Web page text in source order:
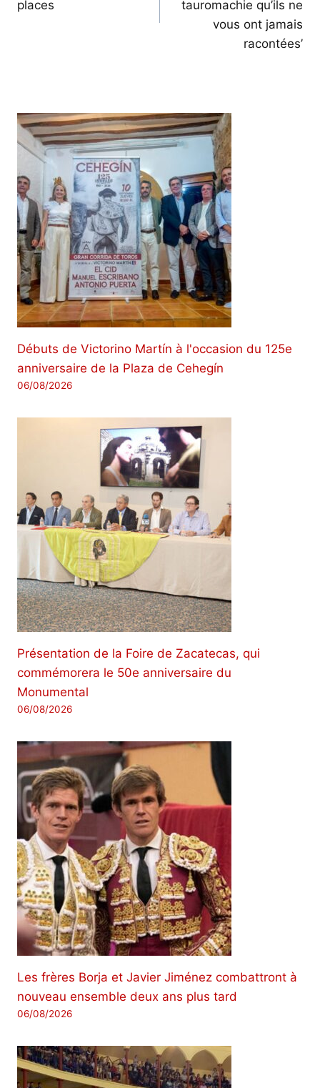
places
tauromachie qu’ils ne
vous ont jamais
racontées’
Débuts de Victorino Martín à l'occasion du 125e
anniversaire de la Plaza de Cehegín
06/08/2026
Présentation de la Foire de Zacatecas, qui
commémorera le 50e anniversaire du
Monumental
06/08/2026
Les frères Borja et Javier Jiménez combattront à
nouveau ensemble deux ans plus tard
06/08/2026